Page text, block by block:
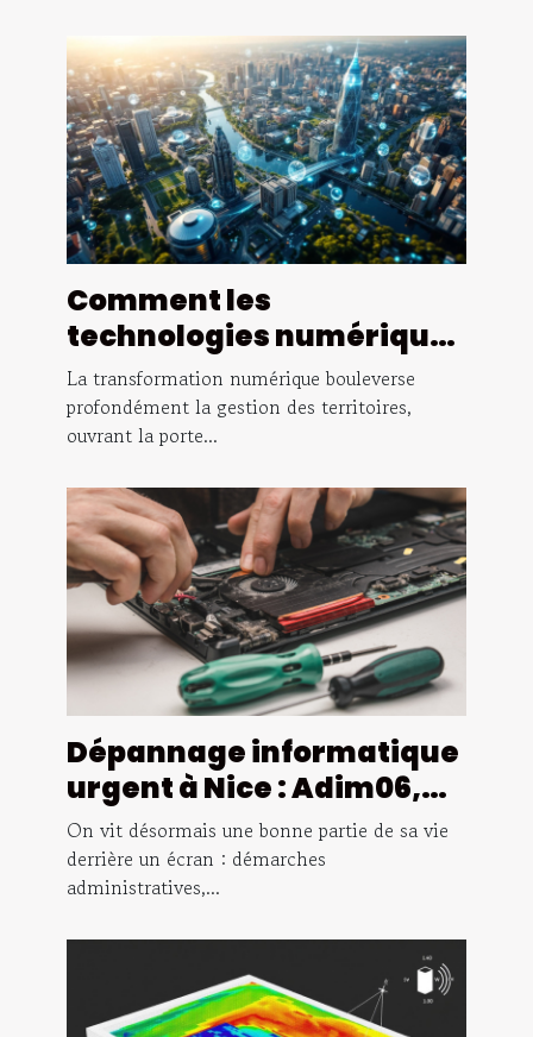
Comment les
technologies numériques
transforment-elles la
gestion des territoires ?
La transformation numérique bouleverse
profondément la gestion des territoires,
ouvrant la porte...
Dépannage informatique
urgent à Nice : Adim06,
l'assurance d'une
intervention rapide
On vit désormais une bonne partie de sa vie
derrière un écran : démarches
administratives,...